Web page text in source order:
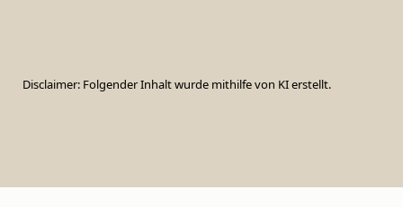
Disclaimer: Folgender Inhalt wurde mithilfe von KI erstellt.